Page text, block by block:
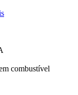
combustível